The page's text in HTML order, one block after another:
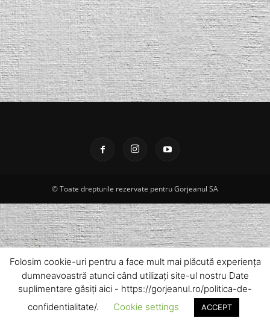
© Toate drepturile rezervate pentru Gorjeanul SA
Folosim cookie-uri pentru a face mult mai plăcută experiența
dumneavoastră atunci când utilizați site-ul nostru Date
suplimentare găsiți aici - https://gorjeanul.ro/politica-de-
confidentialitate/.
Cookie settings ACCEPT